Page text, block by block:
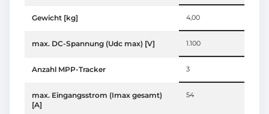
Gewicht [kg] 4,00
max. DC-Spannung (Udc max) [V] 1.100
Anzahl MPP-Tracker 3
max. Eingangsstrom (Imax gesamt)
[A]
54